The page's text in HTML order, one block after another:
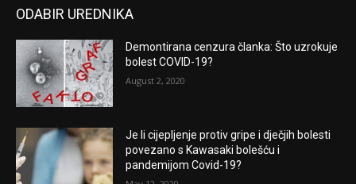
ODABIR UREDNIKA
Demontirana cenzura članka: Što uzrokuje
bolest COVID-19?
August 2, 2020
Je li cijepljenje protiv gripe i dječjih bolesti
povezano s Kawasaki bolešću i
pandemijom Covid-19?